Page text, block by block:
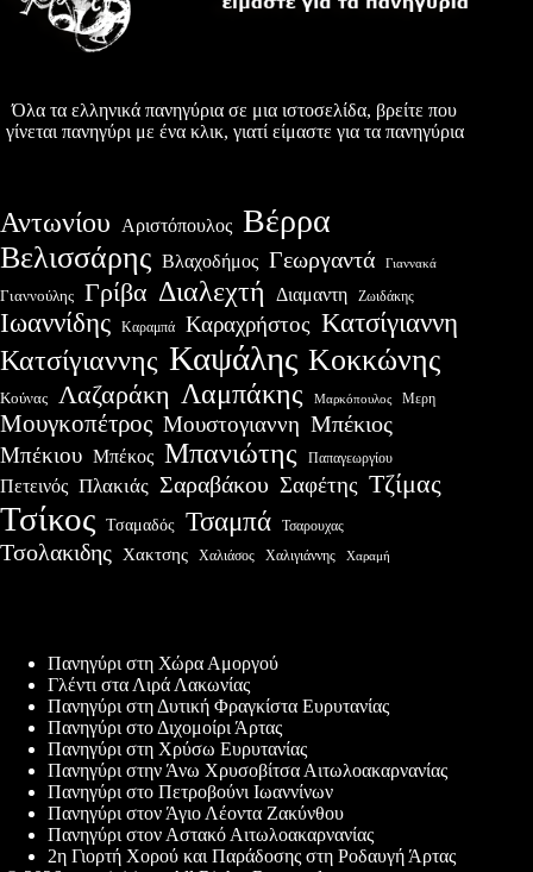
Όλα τα ελληνικά πανηγύρια σε μια ιστοσελίδα, βρείτε που
γίνεται πανηγύρι με ένα κλικ, γιατί είμαστε για τα πανηγύρια
Αντωνίου Αριστόπουλος Βέρρα
Βελισσάρης Βλαχοδήμος Γεωργαντά Γιαννακά
Γιαννούλης Γρίβα Διαλεχτή Διαμαντη Ζωιδάκης
Ιωαννίδης Καραμπά Καραχρήστος Κατσίγιαννη
Κατσίγιαννης Καψάλης Κοκκώνης
Κούνας Λαζαράκη Λαμπάκης Μαρκόπουλος Μερη
Μουγκοπέτρος Μουστογιαννη Μπέκιος
Μπέκιου Μπέκος Μπανιώτης Παπαγεωργίου
Πετεινός Πλακιάς Σαραβάκου Σαφέτης Τζίμας
Τσίκος Τσαμαδός Τσαμπά Τσαρουχας
Τσολακιδης Χακτσης Χαλιάσος Χαλιγιάννης Χαραμή
Πανηγύρι στη Χώρα Αμοργού
Γλέντι στα Λιρά Λακωνίας
Πανηγύρι στη Δυτική Φραγκίστα Ευρυτανίας
Πανηγύρι στο Διχομοίρι Άρτας
Πανηγύρι στη Χρύσω Ευρυτανίας
Πανηγύρι στην Άνω Χρυσοβίτσα Αιτωλοακαρνανίας
Πανηγύρι στο Πετροβούνι Ιωαννίνων
Πανηγύρι στον Άγιο Λέοντα Ζακύνθου
Πανηγύρι στον Αστακό Αιτωλοακαρνανίας
2η Γιορτή Χορού και Παράδοσης στη Ροδαυγή Άρτας